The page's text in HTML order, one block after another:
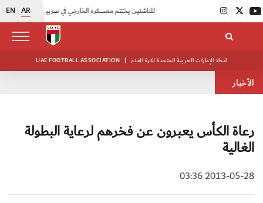
EN AR |
UAE FOOTBALL ASSOCIATION | اتحاد الإمارات العربية المتحدة لكرة القدم
الأخبار
رعاة الكأس يعبرون عن فخرهم لرعاية البطولة
الغالية
2013-05-28 03:36